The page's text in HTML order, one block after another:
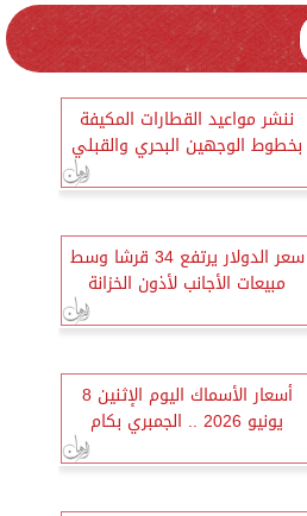
ننشر مواعيد القطارات المكيفة
بخطوط الوجهين البحري والقبلي
سعر الدولار يرتفع 34 قرشا وسط
مبيعات الأجانب لأذون الخزانة
أسعار الأسماك اليوم الإثنين 8
يونيو 2026 .. الجمبري بكام